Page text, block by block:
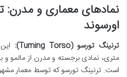
نمادهای معماری و مدرن:
اورسوند
ترنینگ تورسو (Turning Torso):
متری، نمادی برجسته و مدرن از مالمو و
است. ترنینگ تورسو که توسط معمار مشهور